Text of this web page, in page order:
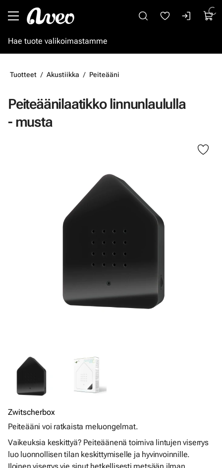
Tuotteet Akustiikka Peiteääni
Peiteäänilaatikko linnunlaululla
- musta
Zwitscherbox
Peiteääni voi ratkaista meluongelmat.
Vaikeuksia keskittyä? Peiteäänenä toimiva lintujen viserrys
luo luonnollisen tilan keskittymiselle ja hyvinvoinnille.